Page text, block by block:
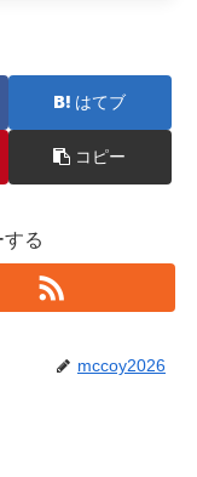
はてブ
コピー
る
mccoy2026